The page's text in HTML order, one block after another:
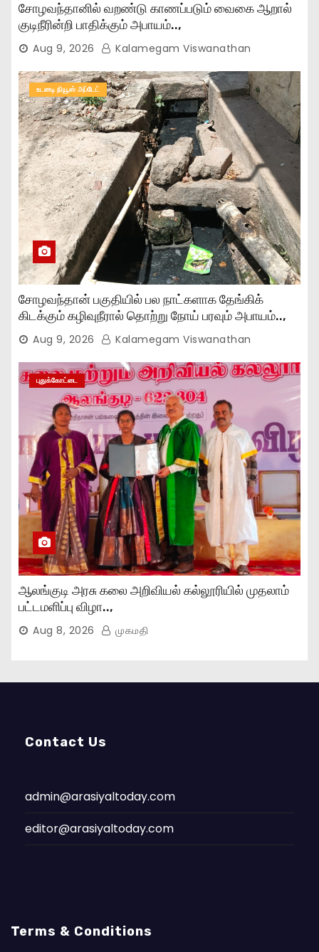
சோழவந்தானில் வறண்டு காணப்படும் வைகை ஆறால்
குடிநீரின்றி பாதிக்கும் அபாயம்..,
Aug 9, 2026 Kalamegam Viswanathan
உடனடி நியூஸ் அப்டேட்
சோழவந்தான் பகுதியில் பல நாட்களாக தேங்கிக்
கிடக்கும் கழிவுநீரால் தொற்று நோய் பரவும் அபாயம்..,
Aug 9, 2026 Kalamegam Viswanathan
புதுக்கோட்டை
ஆலங்குடி அரசு கலை அறிவியல் கல்லூரியில் முதலாம்
பட்டமளிப்பு விழா..,
Aug 8, 2026 முகமதி
Contact Us
admin@arasiyaltoday.com
editor@arasiyaltoday.com
Terms & Conditions